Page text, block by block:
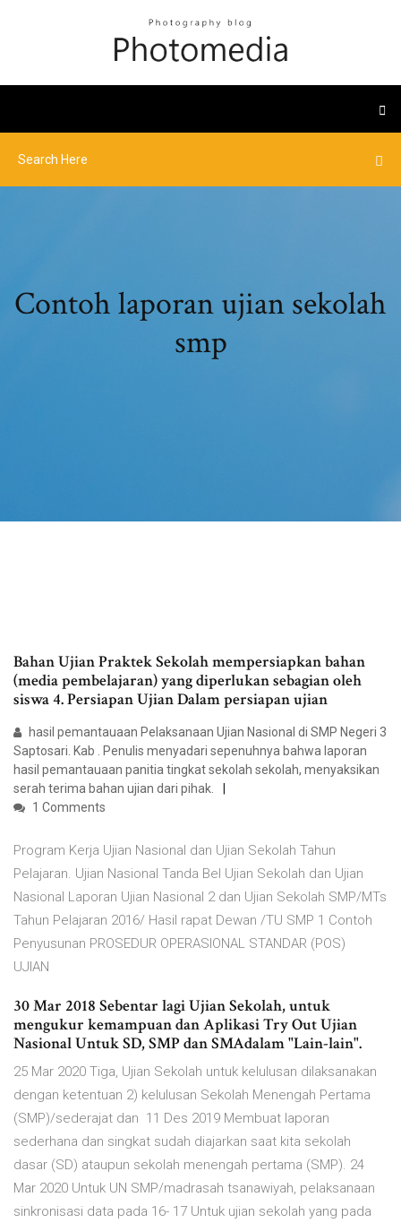
Contoh laporan ujian sekolah
smp
Bahan Ujian Praktek Sekolah mempersiapkan bahan
(media pembelajaran) yang diperlukan sebagian oleh
siswa 4. Persiapan Ujian Dalam persiapan ujian
hasil pemantauaan Pelaksanaan Ujian Nasional di SMP Negeri 3
Saptosari. Kab . Penulis menyadari sepenuhnya bahwa laporan
hasil pemantauaan panitia tingkat sekolah sekolah, menyaksikan
serah terima bahan ujian dari pihak.
1 Comments
Program Kerja Ujian Nasional dan Ujian Sekolah Tahun
Pelajaran. Ujian Nasional Tanda Bel Ujian Sekolah dan Ujian
Nasional Laporan Ujian Nasional 2 dan Ujian Sekolah SMP/MTs
Tahun Pelajaran 2016/ Hasil rapat Dewan /TU SMP 1 Contoh
Penyusunan PROSEDUR OPERASIONAL STANDAR (POS)
UJIAN
30 Mar 2018 Sebentar lagi Ujian Sekolah, untuk
mengukur kemampuan dan Aplikasi Try Out Ujian
Nasional Untuk SD, SMP dan SMAdalam "Lain-lain".
25 Mar 2020 Tiga, Ujian Sekolah untuk kelulusan dilaksanakan
dengan ketentuan 2) kelulusan Sekolah Menengah Pertama
(SMP)/sederajat dan 11 Des 2019 Membuat laporan
sederhana dan singkat sudah diajarkan saat kita sekolah
dasar (SD) ataupun sekolah menengah pertama (SMP). 24
Mar 2020 Untuk UN SMP/madrasah tsanawiyah, pelaksanaan
sinkronisasi data pada 16- 17 Untuk ujian sekolah yang pada